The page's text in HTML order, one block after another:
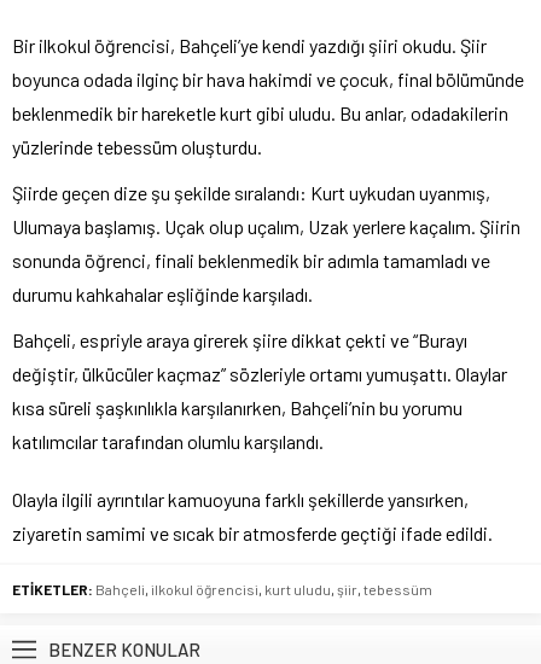
Bir ilkokul öğrencisi, Bahçeli’ye kendi yazdığı şiiri okudu. Şiir
boyunca odada ilginç bir hava hakimdi ve çocuk, final bölümünde
beklenmedik bir hareketle kurt gibi uludu. Bu anlar, odadakilerin
yüzlerinde tebessüm oluşturdu.
Şiirde geçen dize şu şekilde sıralandı: Kurt uykudan uyanmış,
Ulumaya başlamış. Uçak olup uçalım, Uzak yerlere kaçalım. Şiirin
sonunda öğrenci, finali beklenmedik bir adımla tamamladı ve
durumu kahkahalar eşliğinde karşıladı.
Bahçeli, espriyle araya girerek şiire dikkat çekti ve “Burayı
değiştir, ülkücüler kaçmaz” sözleriyle ortamı yumuşattı. Olaylar
kısa süreli şaşkınlıkla karşılanırken, Bahçeli’nin bu yorumu
katılımcılar tarafından olumlu karşılandı.
Olayla ilgili ayrıntılar kamuoyuna farklı şekillerde yansırken,
ziyaretin samimi ve sıcak bir atmosferde geçtiği ifade edildi.
ETİKETLER: Bahçeli ilkokul öğrencisi kurt uludu şiir tebessüm
BENZER KONULAR